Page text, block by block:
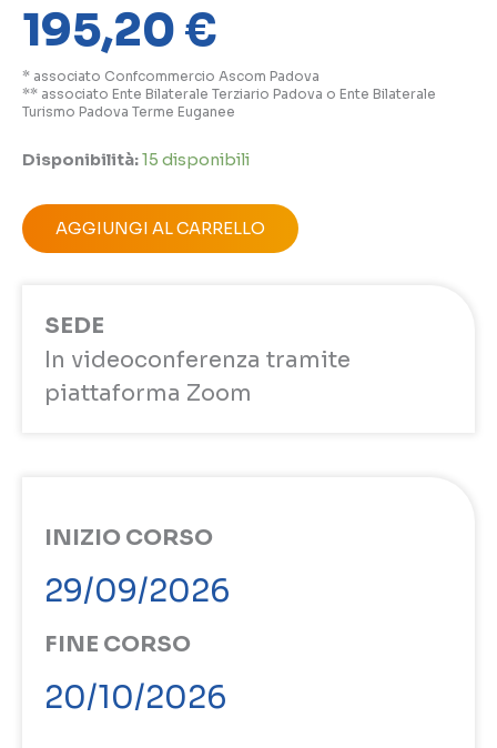
195,20€
* associato Confcommercio Ascom Padova
** associato Ente Bilaterale Terziario Padova o Ente Bilaterale
Turismo Padova Terme Euganee
Disponibilità:15 disponibili
AGGIUNGI AL CARRELLO
SEDE
In videoconferenza tramite
piattaforma Zoom
INIZIO CORSO
29/09/2026
FINE CORSO
20/10/2026